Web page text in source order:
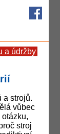
a údržby
a strojů.
vůbec
stroj